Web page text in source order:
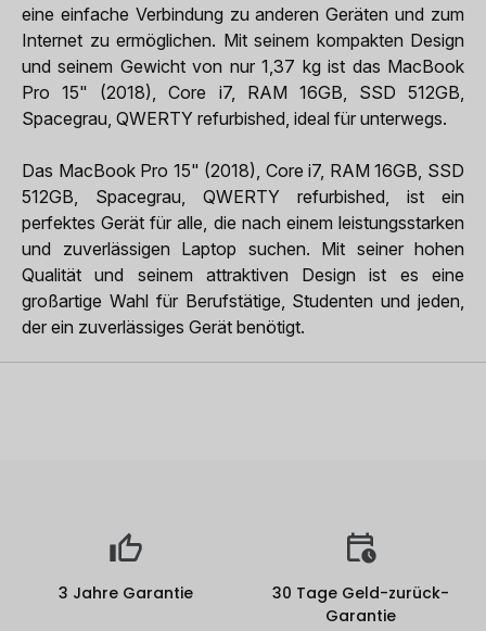
eine einfache Verbindung zu anderen Geräten und zum
Internet zu ermöglichen. Mit seinem kompakten Design
und seinem Gewicht von nur 1,37 kg ist das MacBook
Pro 15" (2018), Core i7, RAM 16GB, SSD 512GB,
Spacegrau, QWERTY refurbished, ideal für unterwegs.
Das MacBook Pro 15" (2018), Core i7, RAM 16GB, SSD
512GB, Spacegrau, QWERTY refurbished, ist ein
perfektes Gerät für alle, die nach einem leistungsstarken
und zuverlässigen Laptop suchen. Mit seiner hohen
Qualität und seinem attraktiven Design ist es eine
großartige Wahl für Berufstätige, Studenten und jeden,
der ein zuverlässiges Gerät benötigt.
3 Jahre Garantie
30 Tage Geld-zurück-
Garantie